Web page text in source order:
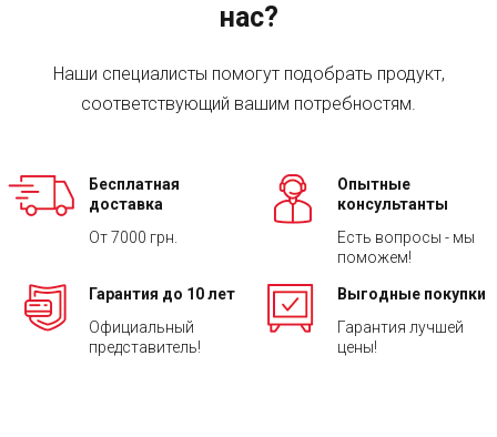
нас?
Наши специалисты помогут подобрать продукт,
соответствующий вашим потребностям.
Бесплатная
доставка
От 7000 грн.
Опытные
консультанты
Есть вопросы - мы
поможем!
Гарантия до 10 лет
Официальный
представитель!
Выгодные покупки
Гарантия лучшей
цены!